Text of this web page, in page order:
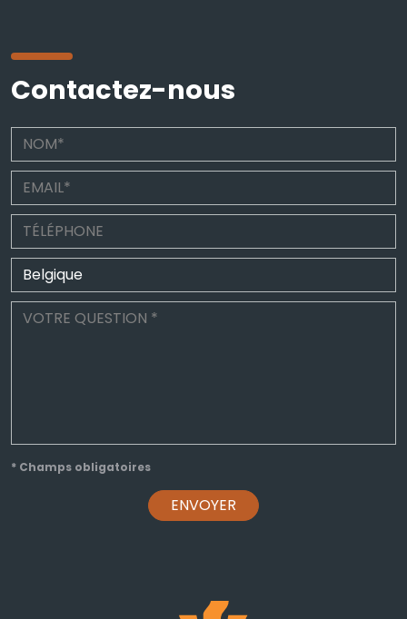
Contactez-nous
* Champs obligatoires
ENVOYER